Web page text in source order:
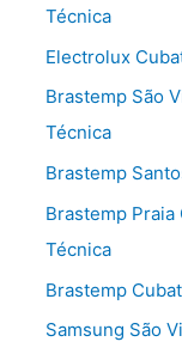
Técnica
Electrolux
Brastemp São
Técnica
Brastemp
Brastemp
Técnica
Brastemp
Samsung São